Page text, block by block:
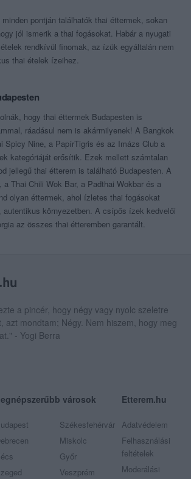
pontján találhatók thai éttermek, sokan
jól ismerik a thai fogásokat. Habár a nyugati
rendkívül finomak, az ízük egyáltalán nem
thai ételek ízeihez.
hogy thai éttermek Budapesten is
ráadásul nem is akármilyenek! A Bangkok
Spicy Nine, a PapírTigris és az Imázs Club a
kategóriáját erősítik. Ezek mellett számtalan
jellegű thai étterem is található Budapesten. A
a Thai Chili Wok Bar, a Padthai Wokbar és a
olyan éttermek, ahol ízletes thai fogásokat
autentikus környezetben. A csípős ízek kedvelői
az összes thai étteremben garantált.
a pincér, hogy négy vagy nyolc szeletre
azt mondtam; Négy. Nem hiszem, hogy meg
- Yogi Berra
városok
Székesfehérvár
Miskolc
Győr
Veszprém
Etterem.hu
Adatvédelem
Felhasználási
feltételek
Moderálási